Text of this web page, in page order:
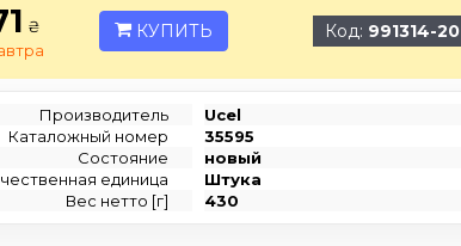
₴
КУПИТЬ Код: 991314-20
Производитель
Ucel
Каталожный номер
35595
Состояние
новый
единица
Штука
Вес нетто [г]
430